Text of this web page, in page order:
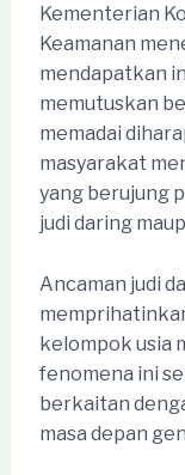
Kementerian
Keamanan
mendapatkan
memutuskan
memadai
masyarakat
yang berujung
judi daring
Ancaman judi
kelompok usia
fenomena ini
berkaitan
masa depan